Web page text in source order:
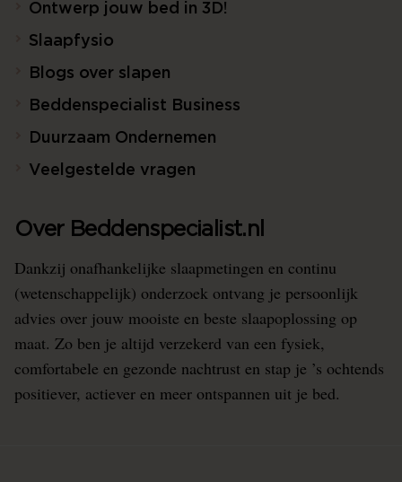
Ontwerp jouw bed in 3D!
Slaapfysio
Blogs over slapen
Beddenspecialist Business
Duurzaam Ondernemen
Veelgestelde vragen
Over Beddenspecialist.nl
Dankzij onafhankelijke slaapmetingen en continu
(wetenschappelijk) onderzoek ontvang je persoonlijk
advies over jouw mooiste en beste slaapoplossing op
maat. Zo ben je altijd verzekerd van een fysiek,
comfortabele en gezonde nachtrust en stap je ’s ochtends
positiever, actiever en meer ontspannen uit je bed.